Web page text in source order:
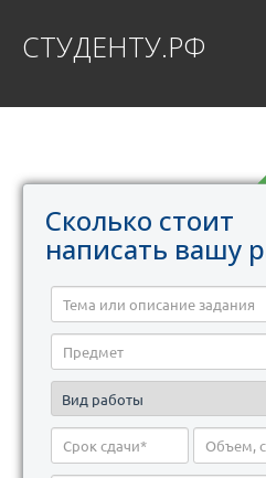
СТУДЕНТУ.РФ
Сколько стоит
написать вашу